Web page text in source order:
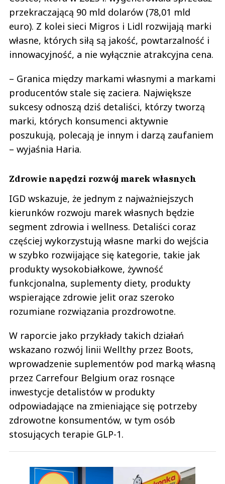
przekraczającą 90 mld dolarów (78,01 mld
euro). Z kolei sieci Migros i Lidl rozwijają marki
własne, których siłą są jakość, powtarzalność i
innowacyjność, a nie wyłącznie atrakcyjna cena.
– Granica między markami własnymi a markami
producentów stale się zaciera. Największe
sukcesy odnoszą dziś detaliści, którzy tworzą
marki, których konsumenci aktywnie
poszukują, polecają je innym i darzą zaufaniem
– wyjaśnia Haria.
Zdrowie napędzi rozwój marek własnych
IGD wskazuje, że jednym z najważniejszych
kierunków rozwoju marek własnych będzie
segment zdrowia i wellness. Detaliści coraz
częściej wykorzystują własne marki do wejścia
w szybko rozwijające się kategorie, takie jak
produkty wysokobiałkowe, żywność
funkcjonalna, suplementy diety, produkty
wspierające zdrowie jelit oraz szeroko
rozumiane rozwiązania prozdrowotne.
W raporcie jako przykłady takich działań
wskazano rozwój linii Wellthy przez Boots,
wprowadzenie suplementów pod marką własną
przez Carrefour Belgium oraz rosnące
inwestycje detalistów w produkty
odpowiadające na zmieniające się potrzeby
zdrowotne konsumentów, w tym osób
stosujących terapie GLP-1.